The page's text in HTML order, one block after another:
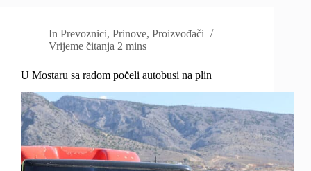
In Prevoznici,Prinove,Proizvođači
Vrijeme čitanja 2 mins
U Mostaru sa radom počeli autobusi na plin